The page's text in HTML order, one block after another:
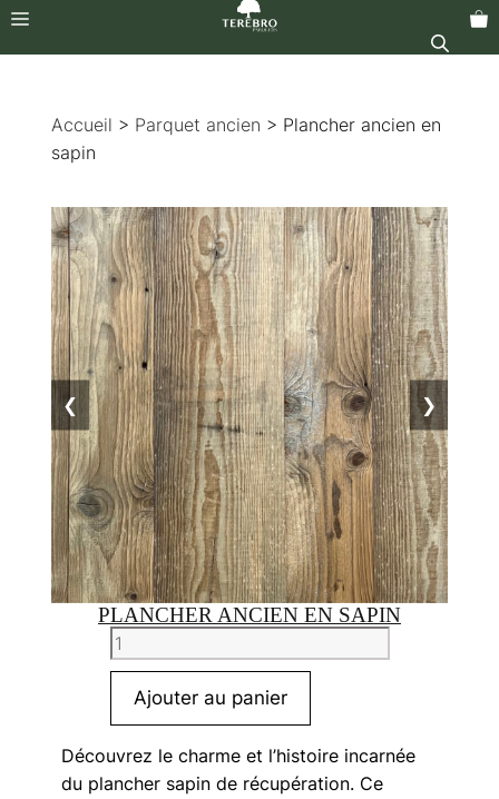
contenu
Menu
Accueil > Parquet ancien > Plancher ancien en
sapin
❮ ❯
PLANCHER ANCIEN EN SAPIN
quantité
de
Plancher
ancien
en
sapin
Ajouter au panier
Découvrez le charme et l’histoire incarnée
du plancher sapin de récupération. Ce